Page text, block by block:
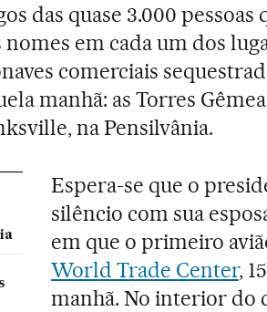
das quase 3.000
nomes em cada um dos
comerciais
manhã: as Torres
na Pensilvânia.
Espera-se que o
silêncio com sua
em que o primeiro
World Trade Center,
manhã. No interior do